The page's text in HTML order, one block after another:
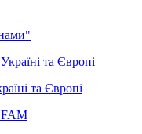
та Європі